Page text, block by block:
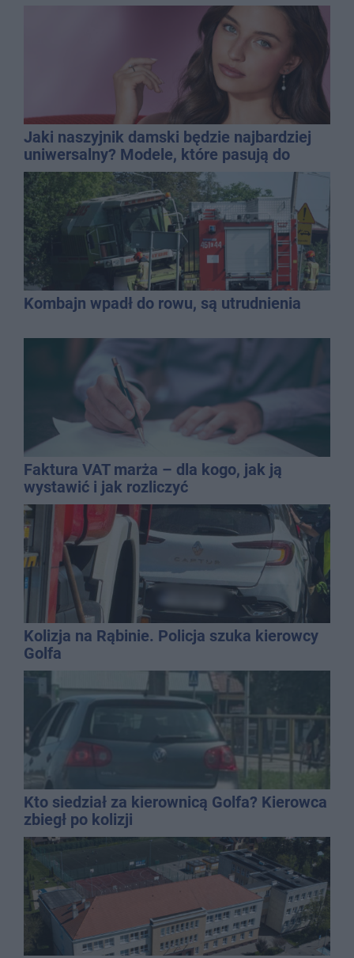
Jaki naszyjnik damski będzie najbardziej
uniwersalny? Modele, które pasują do
wielu stylizacji
Kombajn wpadł do rowu, są utrudnienia
Faktura VAT marża – dla kogo, jak ją
wystawić i jak rozliczyć
Kolizja na Rąbinie. Policja szuka kierowcy
Golfa
Kto siedział za kierownicą Golfa? Kierowca
zbiegł po kolizji